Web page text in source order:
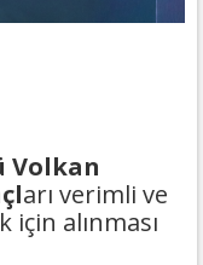
Volkan
arı verimli ve
alınması